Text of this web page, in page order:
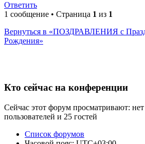
Ответить
1 сообщение • Страница 1 из 1
Вернуться в «ПОЗДРАВЛЕНИЯ с
Рождения»
Кто сейчас на конференции
Сейчас этот форум просматривают:
пользователей и 25 гостей
Список форумов